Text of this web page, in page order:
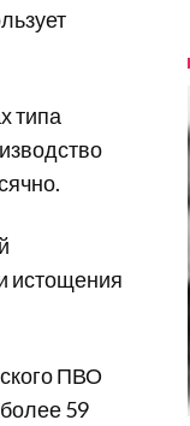
типа
истощения
ПВО
59